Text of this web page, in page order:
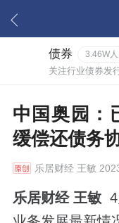
债券 3.46W
关注行业债券发
中国奥园：
缓偿还债务
乐居财经王敏
乐居财经 王敏